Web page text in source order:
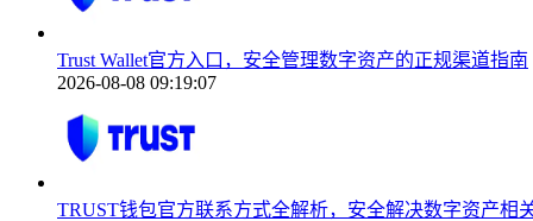
Trust Wallet官方入口，安全管理数字资产的正规渠道指南
2026-08-08 09:19:07
TRUST钱包官方联系方式全解析，安全解决数字资产相